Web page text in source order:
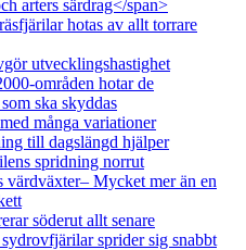
arters särdrag</span>
hotas av allt torrare
utvecklingshastighet
områden hotar de
ska skyddas
många variationer
till dagslängd hjälper
spridning norrut
värdväxter– Mycket mer än en
söderut allt senare
sprider sig snabbt